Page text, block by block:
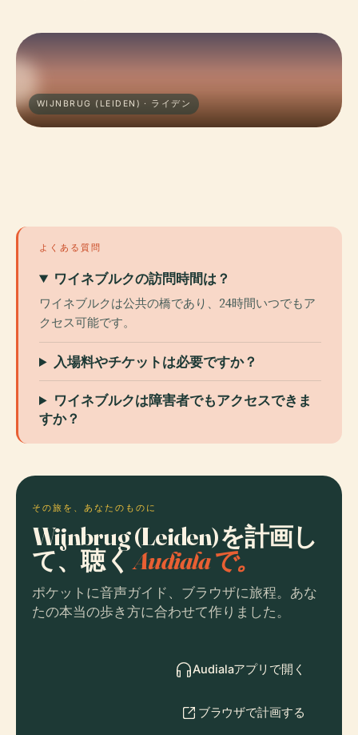
WIJNBRUG (LEIDEN) · ライデン
よくある質問
ワイネブルクの訪問時間は？
ワイネブルクは公共の橋であり、24時間いつでもア
クセス可能です。
入場料やチケットは必要ですか？
ワイネブルクは障害者でもアクセスできま
すか？
その旅を、あなたのものに
Wijnbrug (Leiden)を計画し
て、聴くAudialaで。
ポケットに音声ガイド、ブラウザに旅程。あな
たの本当の歩き方に合わせて作りました。
Audialaアプリで開く
ブラウザで計画する